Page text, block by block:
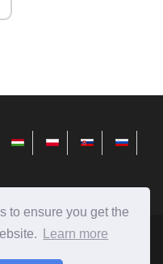
to ensure you get the
Learn more